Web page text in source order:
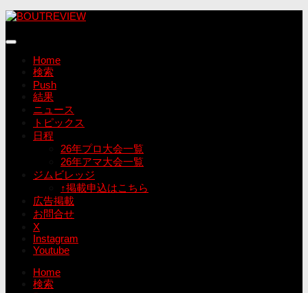
コ
テ
Home
検索
Push
結果
ニュース
トピックス
日程
26年プロ大会一覧
26年アマ大会一覧
ジムビレッジ
↑掲載申込はこちら
広告掲載
お問合せ
X
Instagram
Youtube
Home
検索